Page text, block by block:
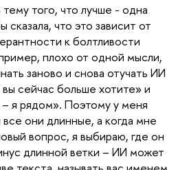
того, что лучше - одна
сказала, что это зависит от
к болтливости
плохо от одной мысли,
заново и снова отучать ИИ
сейчас больше хотите» и
я рядом». Поэтому у меня
они длинные, а когда мне
вопрос, я выбираю, где он
длинной ветки – ИИ может